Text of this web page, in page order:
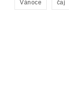
Vánoce čaj